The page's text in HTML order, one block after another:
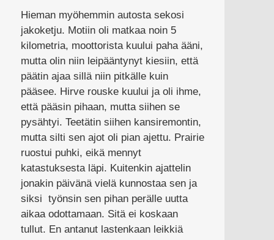
Hieman myöhemmin autosta sekosi
jakoketju. Motiin oli matkaa noin 5
kilometria, moottorista kuului paha ääni,
mutta olin niin leipääntynyt kiesiin, että
päätin ajaa sillä niin pitkälle kuin
pääsee. Hirve rouske kuului ja oli ihme,
että pääsin pihaan, mutta siihen se
pysähtyi. Teetätin siihen kansiremontin,
mutta silti sen ajot oli pian ajettu. Prairie
ruostui puhki, eikä mennyt
katastuksesta läpi. Kuitenkin ajattelin
jonakin päivänä vielä kunnostaa sen ja
siksi työnsin sen pihan perälle uutta
aikaa odottamaan. Sitä ei koskaan
tullut. En antanut lastenkaan leikkiä